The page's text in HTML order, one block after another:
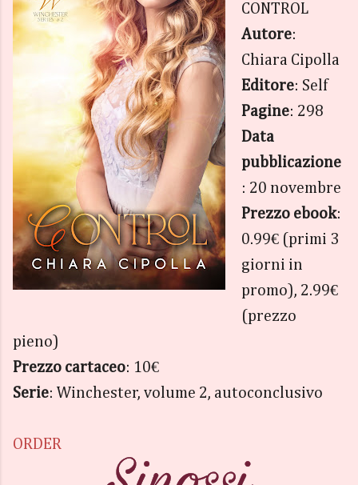
CONTROL
Autore:
Chiara Cipolla
Editore: Self
Pagine: 298
Data
pubblicazione
: 20 novembre
Prezzo ebook:
0.99€ (primi 3
giorni in
promo), 2.99€
(prezzo
pieno)
Prezzo cartaceo: 10€
Serie: Winchester, volume 2, autoconclusivo
ORDER